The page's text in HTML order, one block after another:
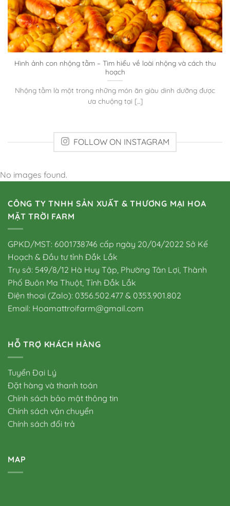
Hình ảnh con nhộng tằm – Tìm hiểu về loài nhộng và cách thu
hoạch
Nhộng tằm là một trong những món ăn giàu dinh dưỡng được
ưa chuộng tại [...]
FOLLOW ON INSTAGRAM
No images found.
CÔNG TY TNHH SẢN XUẤT & THƯƠNG MẠI HOA
MẶT TRỜI FARM
GPKD/MST: 6001738746 cấp ngày 20/04/2022 Sở Kế
Hoạch & Đầu tư tỉnh Đắk Lắk
Trụ sở: 549/8/12 Hà Huy Tập, Phường Tân Lợi, Thành
Phố Buôn Ma Thuột, Tỉnh Đắk Lắk
Điện thoại (Zalo): 0356.502.477 & 0353.901.802
Email: Hoamattroifarm@gmail.com
HỖ TRỢ KHÁCH HÀNG
Tuyển Đại Lý
Đặt hàng và thanh toán
Chính sách bảo mật thông tin
Chính sách vận chuyển
Chính sách đổi trả
MAP